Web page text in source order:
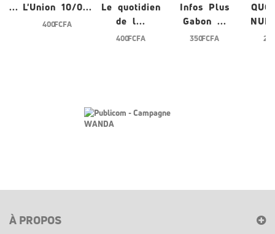
0... L'Union 10/0...
400 FCFA
Le quotidien
de l...
400 FCFA
Infos Plus
Gabon ...
350 FCFA
À PROPOS